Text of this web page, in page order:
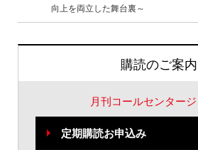
向上を両立した舞台裏～
購読のご案内
月刊コールセンター
定期購読お申込み